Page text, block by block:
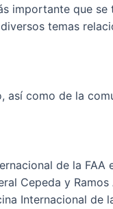
importante que
temas
así como de la
de la FAA
Cepeda y Ramos
Internacional de